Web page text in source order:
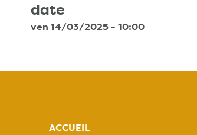
date
ven 14/03/2025 - 10:00
ACCUEIL